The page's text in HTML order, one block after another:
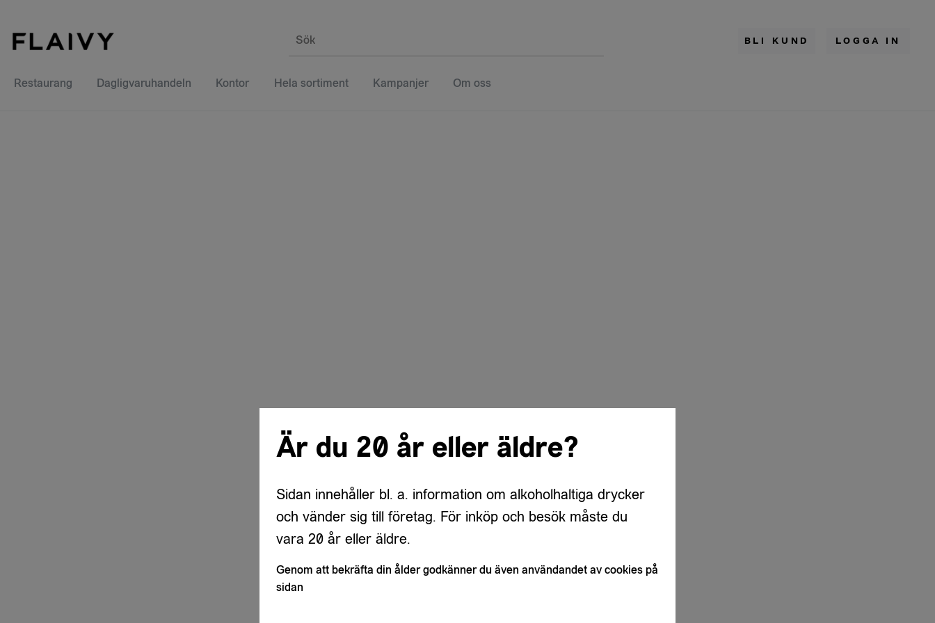
Sök BLI KUND LOGGA IN
Restaurang Dagligvaruhandeln Kontor Hela sortiment Kampanjer Om oss
Är du 20 år eller äldre?
Sidan innehåller bl. a. information om alkoholhaltiga drycker
och vänder sig till företag. För inköp och besök måste du
vara 20 år eller äldre.
Genom att bekräfta din ålder godkänner du även användandet av cookies på
sidan